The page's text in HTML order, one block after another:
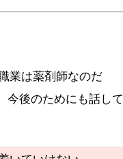
業は薬剤師なのだ
今後のためにも話して